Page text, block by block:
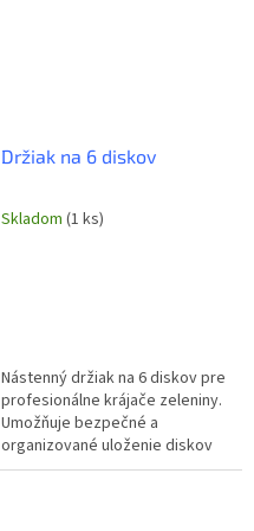
Držiak na 6 diskov
Skladom (1 ks)
Nástenný držiak na 6 diskov pre
profesionálne krájače zeleniny.
Umožňuje bezpečné a
organizované uloženie diskov
na stenu, čím šetrí priestor a